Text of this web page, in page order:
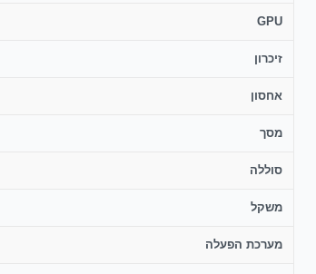
GPU
זיכרון
אחסון
מסך
סוללה
משקל
מערכת הפעלה